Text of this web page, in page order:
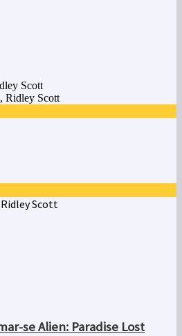
Scott
Ridley Scott
Ridley Scott
se Alien: Paradise Lost